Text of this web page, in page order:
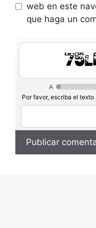
web en este
que haga un
Por favor, escriba el texto